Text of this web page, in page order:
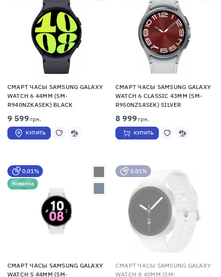
СМАРТ ЧАСЫ SAMSUNG GALAXY
WATCH 6 44MM (SM-
R940NZKASEK) BLACK
9 599 грн.
КУПИТЬ
СМАРТ ЧАСЫ SAMSUNG GALAXY
WATCH 6 CLASSIC 43MM (SM-
R950NZSASEK) SILVER
8 999 грн.
КУПИТЬ
0,01%
Новинка
СМАРТ ЧАСЫ SAMSUNG GALAXY
WATCH 5 44MM (SM-
0,01%
СМАРТ ЧАСЫ SAMSUNG GALAXY
WATCH 8 40MM (SM-